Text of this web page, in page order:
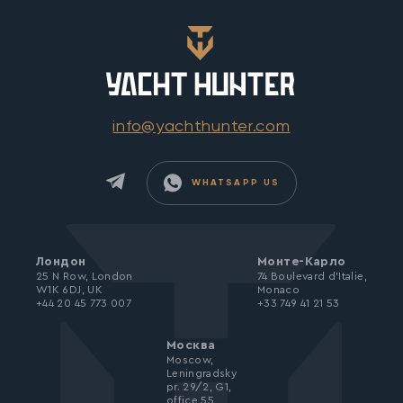
info@yachthunter.com
WHATSAPP US
Лондон
25 N Row, London
W1K 6DJ, UK
+44 20 45 773 007
Монте-Карло
74 Boulevard d’Italie,
Monaco
+33 749 41 21 53
Москва
Moscow,
Leningradsky
pr. 29/2, G1,
office 55